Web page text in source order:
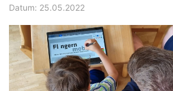
Datum: 25.05.2022